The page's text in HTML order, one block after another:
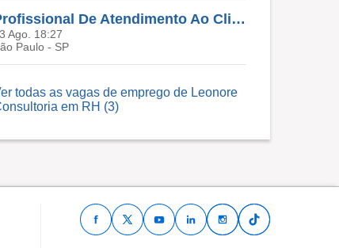
Profissional De Atendimento Ao Cliente
Ago. 18:27
Paulo - SP
todas as vagas de emprego de Leonore
em RH (3)